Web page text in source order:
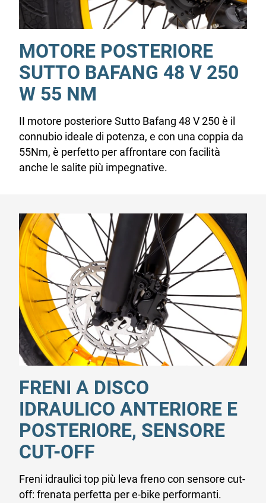
MOTORE POSTERIORE
SUTTO BAFANG 48 V 250
W 55 NM
II motore posteriore Sutto Bafang 48 V 250 è il
connubio ideale di potenza, e con una coppia da
55Nm, è perfetto per affrontare con facilità
anche le salite più impegnative.
FRENI A DISCO
IDRAULICO ANTERIORE E
POSTERIORE, SENSORE
CUT-OFF
Freni idraulici top più leva freno con sensore cut-
off: frenata perfetta per e-bike performanti.